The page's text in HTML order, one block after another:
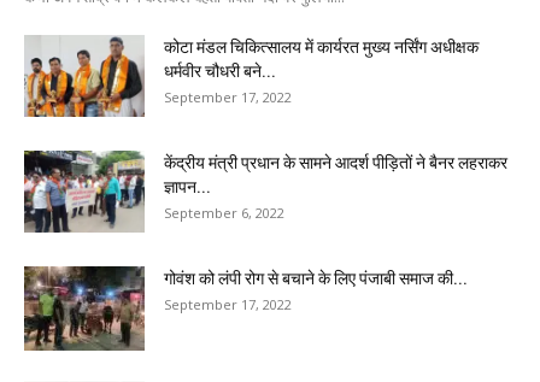
कोटा मंडल चिकित्सालय में कार्यरत मुख्य नर्सिंग अधीक्षक
धर्मवीर चौधरी बने...
September 17, 2022
केंद्रीय मंत्री प्रधान के सामने आदर्श पीड़ितों ने बैनर लहराकर
ज्ञापन...
September 6, 2022
गोवंश को लंपी रोग से बचाने के लिए पंजाबी समाज की...
September 17, 2022